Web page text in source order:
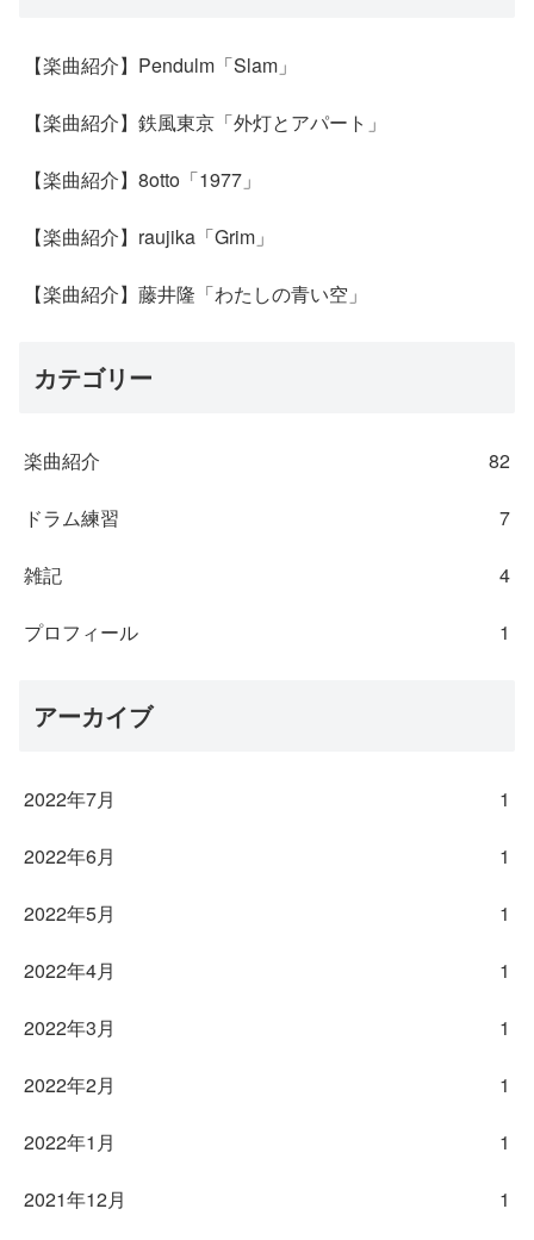
【楽曲紹介】Pendulm「Slam」
【楽曲紹介】鉄風東京「外灯とアパート」
【楽曲紹介】8otto「1977」
【楽曲紹介】raujika「Grim」
【楽曲紹介】藤井隆「わたしの青い空」
カテゴリー
楽曲紹介 82
ドラム練習 7
雑記 4
プロフィール 1
アーカイブ
2022年7月 1
2022年6月 1
2022年5月 1
2022年4月 1
2022年3月 1
2022年2月 1
2022年1月 1
2021年12月 1